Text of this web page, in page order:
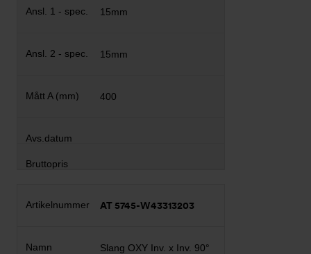
15mm
15mm
400
AT 5745-W43313203
Slang OXY Inv. x Inv. 90°